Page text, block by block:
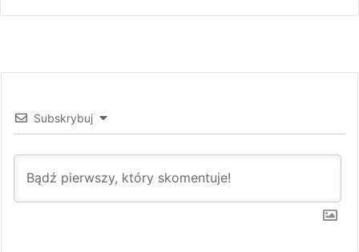
Subskrybuj